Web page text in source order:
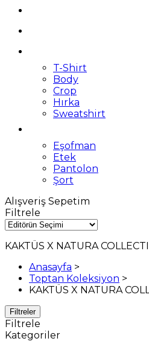
T-Shirt
Body
Crop
Hırka
Sweatshirt
Eşofman
Etek
Pantolon
Şort
Alışveriş Sepetim
Filtrele
KAKTÜS X NATURA
Anasayfa >
Toptan Koleksiyon >
KAKTÜS X NATURA
Filtreler
Filtrele
Kategoriler